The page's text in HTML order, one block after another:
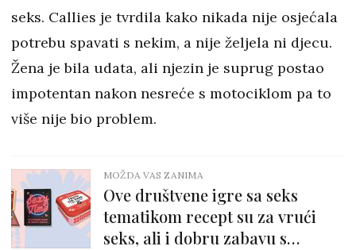
seks. Callies je tvrdila kako nikada nije osjećala
potrebu spavati s nekim, a nije željela ni djecu.
Žena je bila udata, ali njezin je suprug postao
impotentan nakon nesreće s motociklom pa to
više nije bio problem.
MOŽDA VAS ZANIMA
Ove društvene igre sa seks
tematikom recept su za vrući
seks, ali i dobru zabavu s